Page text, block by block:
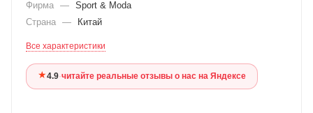
Фирма — Sport & Moda
Страна — Китай
Все характеристики
★4.9·читайте реальные отзывы о нас на Яндексе